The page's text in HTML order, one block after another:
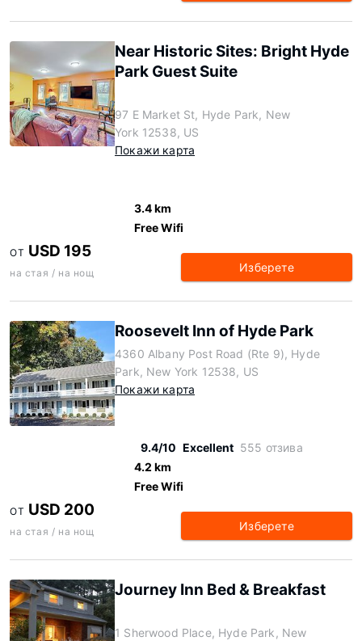
Near Historic Sites: Bright Hyde
Park Guest Suite
97 E Market St, Hyde Park, New
York 12538, US
Покажи карта
3.4 km
Free Wifi
ОТ USD 195
на стая / на нощ Изберете
Roosevelt Inn of Hyde Park
4360 Albany Post Road (Rte 9), Hyde
Park, New York 12538, US
Покажи карта
9.4/10 Excellent 555 отзива
4.2 km
Free Wifi
ОТ USD 200
на стая / на нощ Изберете
Journey Inn Bed & Breakfast
1 Sherwood Place, Hyde Park, New